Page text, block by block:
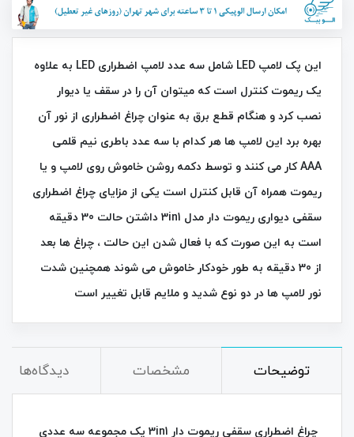
این پک لامپ LED شامل سه عدد لامپ اضطراری LED به علاوه
یک ریموت کنترل است که میتوان آن را در سقف یا دیوار
نصب کرد و هنگام قطع برق به عنوان چراغ اضطراری از نور آن
بهره برد این لامپ ها هر کدام با سه عدد باطری نیم قلمی
AAA کار می کنند و توسط دکمه روشن خاموش روی لامپ و یا
ریموت همراه آن قابل کنترل است یکی از مزایای چراغ اضطراری
سقفی دیواری ریموت دار مدل 3in1 داشتن حالت 30 دقیقه‌
است به این صورت که با فعال شدن این حالت ، چراغ ها بعد
از 30 دقیقه به طور خودکار خاموش می‌ شوند همچنین شدت
نور لامپ ها در دو نوع شدید و ملایم قابل تغییر است
توضیحات مشخصات دیدگاه‌ها
چراغ اضطراری سقفی ریموت دار 3in1 یک مجموعه سه عددی